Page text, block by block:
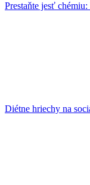
Prestaňte jesť
Diétne hriechy na